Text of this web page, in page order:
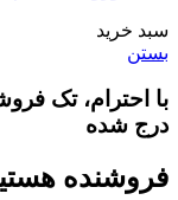
سبد خرید
بستن
با احترام، تک
درج شده
فروشنده